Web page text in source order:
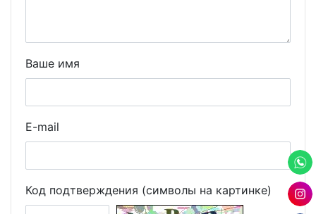
Ваше имя
E-mail
Код подтверждения (символы на картинке)